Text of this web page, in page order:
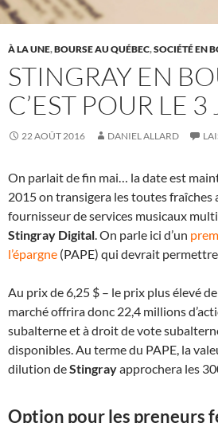
À LA UNE,BOURSE AU QUÉBEC,SOCIÉTÉ EN
STINGRAY EN
C’EST POUR LE
22 AOÛT 2016 DANIEL ALLARD
On parlait de fin mai… la date est
2015 on transigera les toutes fraîches
fournisseur de services musicaux
Stingray Digital. On parle ici d’un
l’épargne (PAPE) qui devrait
Au prix de 6,25 $ – le prix plus élevé
marché offrira donc 22,4 millions
subalterne et à droit de vote
disponibles. Au terme du PAPE, la
dilution deStingrayapprochera les
Option pour les preneurs